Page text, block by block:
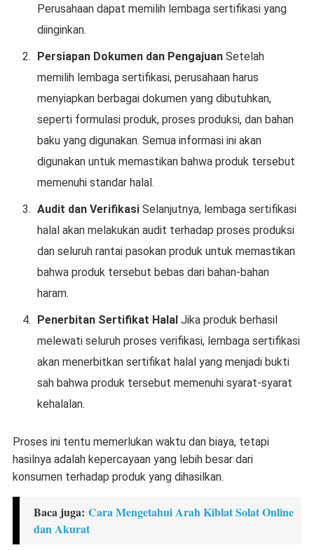
Perusahaan dapat memilih lembaga sertifikasi yang
diinginkan.
Persiapan Dokumen dan PengajuanSetelah
memilih lembaga sertifikasi, perusahaan harus
menyiapkan berbagai dokumen yang dibutuhkan,
seperti formulasi produk, proses produksi, dan bahan
baku yang digunakan. Semua informasi ini akan
digunakan untuk memastikan bahwa produk tersebut
memenuhi standar halal.
Audit dan VerifikasiSelanjutnya, lembaga sertifikasi
halal akan melakukan audit terhadap proses produksi
dan seluruh rantai pasokan produk untuk memastikan
bahwa produk tersebut bebas dari bahan-bahan
haram.
Penerbitan Sertifikat HalalJika produk berhasil
melewati seluruh proses verifikasi, lembaga sertifikasi
akan menerbitkan sertifikat halal yang menjadi bukti
sah bahwa produk tersebut memenuhi syarat-syarat
kehalalan.
Proses ini tentu memerlukan waktu dan biaya, tetapi
hasilnya adalah kepercayaan yang lebih besar dari
konsumen terhadap produk yang dihasilkan.
Baca juga: Cara Mengetahui Arah Kiblat Solat Online
dan Akurat